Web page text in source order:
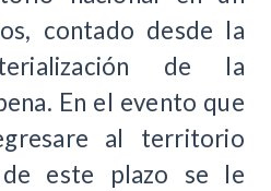
contado desde la
de la
En el evento que
al territorio
este plazo se le